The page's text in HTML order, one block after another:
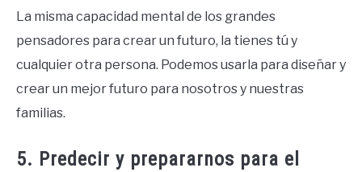
La misma capacidad mental de los grandes
pensadores para crear un futuro, la tienes tú y
cualquier otra persona. Podemos usarla para diseñar y
crear un mejor futuro para nosotros y nuestras
familias.
5. Predecir y prepararnos para el